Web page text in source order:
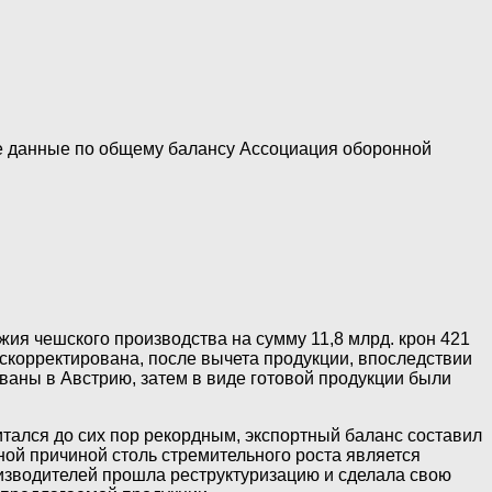
данные по общему балансу Ассоциация оборонной
чешского производства на сумму 11,8 млрд. крон 421
после вычета продукции, впоследствии
в Австрию, затем в виде готовой продукции были
до сих пор рекордным, экспортный баланс составил
столь стремительного роста является
прошла реструктуризацию и сделала свою